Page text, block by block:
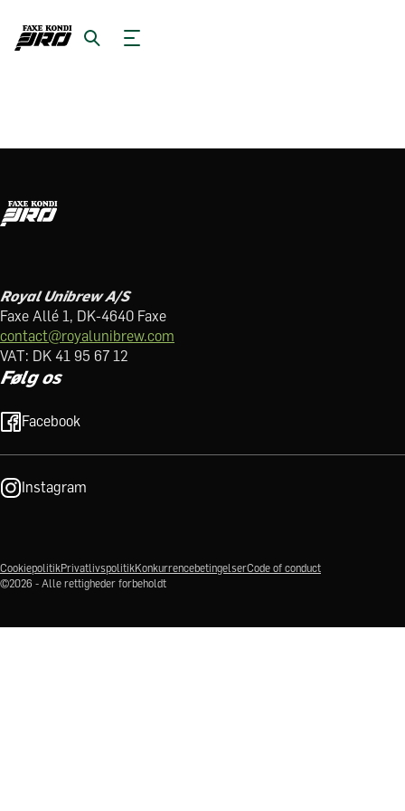
Royal Unibrew A/S
Faxe Allé 1, DK-4640 Faxe
contact@royalunibrew.com
VAT: DK 41 95 67 12
Følg os
Facebook
Instagram
CookiepolitikPrivatlivspolitikKonkurrencebetingelserCode of conduct
©2026 - Alle rettigheder forbeholdt